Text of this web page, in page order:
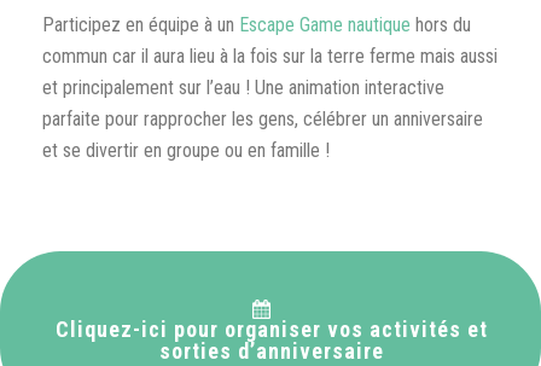
Participez en équipe à un Escape Game nautique hors du
commun car il aura lieu à la fois sur la terre ferme mais aussi
et principalement sur l’eau ! Une animation interactive
parfaite pour rapprocher les gens, célébrer un anniversaire
et se divertir en groupe ou en famille !
Cliquez-ici pour organiser vos activités et
sorties d’anniversaire